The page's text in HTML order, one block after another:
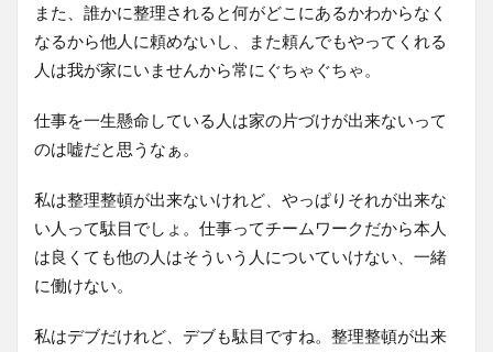
また、誰かに整理されると何がどこにあるかわからなく
なるから他人に頼めないし、また頼んでもやってくれる
人は我が家にいませんから常にぐちゃぐちゃ。
仕事を一生懸命している人は家の片づけが出来ないって
のは嘘だと思うなぁ。
私は整理整頓が出来ないけれど、やっぱりそれが出来な
い人って駄目でしょ。仕事ってチームワークだから本人
は良くても他の人はそういう人についていけない、一緒
に働けない。
私はデブだけれど、デブも駄目ですね。整理整頓が出来